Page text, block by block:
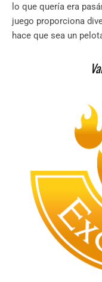
lo que quería era
juego proporciona
hace que sea un